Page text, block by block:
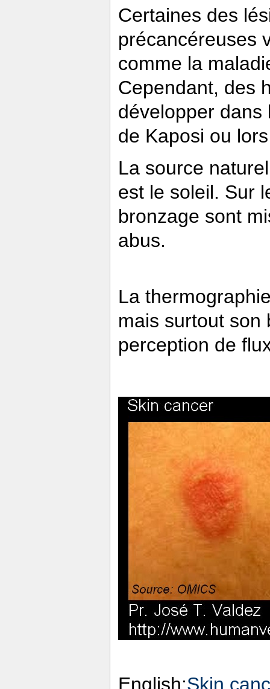
Certaines des
précancéreuses
comme la
Cependant, des
développer dans
de Kaposi ou
La source
est le soleil. Sur
bronzage sont
abus.
La
mais surtout son
perception de
English:Skin